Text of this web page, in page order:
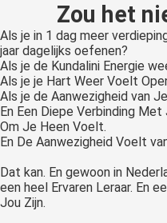
Zou het
Als je in 1 dag meer
jaar dagelijks oefenen?
Als je de Kundalini Energie
Als je je Hart Weer Voelt
Als je de Aanwezigheid van
En Een Diepe Verbinding
Om Je Heen Voelt.
En De Aanwezigheid Voelt
Dat kan. En gewoon in
een heel Ervaren Leraar. En
Jou Zijn.